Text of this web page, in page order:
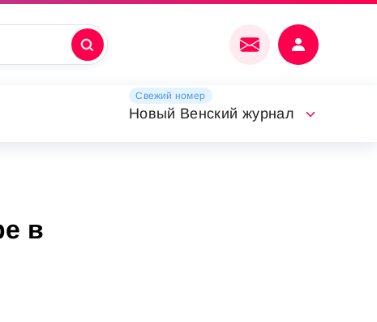
Свежий номер
Новый Венский журнал
в